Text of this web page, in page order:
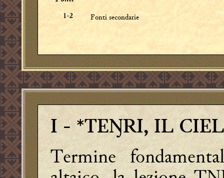
1-2 Fonti secondarie
I- *TEŊRI, IL
Termine